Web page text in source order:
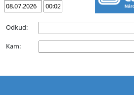
Odkud:
Kam: